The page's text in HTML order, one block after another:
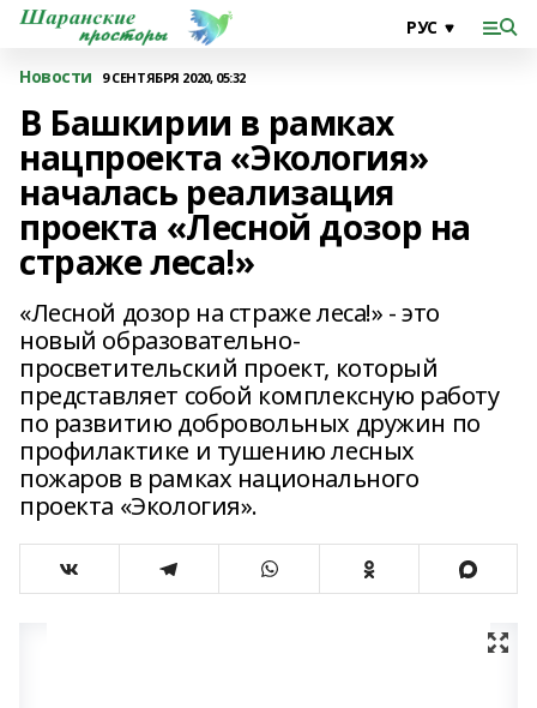
Новости 9 СЕНТЯБРЯ 2020, 05:32
В Башкирии в рамках
нацпроекта «Экология»
началась реализация
проекта «Лесной дозор на
страже леса!»
«Лесной дозор на страже леса!» - это
новый образовательно-
просветительский проект, который
представляет собой комплексную работу
по развитию добровольных дружин по
профилактике и тушению лесных
пожаров в рамках национального
проекта «Экология».